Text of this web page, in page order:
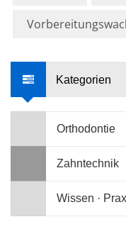
Kategorien
Orthodontie
Zahntechnik
Wissen ·